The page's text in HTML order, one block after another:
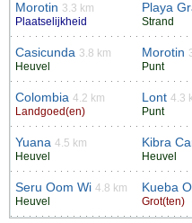
Morotin 3.3 km
Plaatselijkheid
Playa
Strand
Casicunda 3.8 km
Heuvel
Morotin
Punt
Colombia 4.2 km
Landgoed(en)
Lont 4.3
Punt
Yuana 4.5 km
Heuvel
Kibra
Heuvel
Seru Oom Wi 4.8 km
Heuvel
Kueba
Grot(ten)